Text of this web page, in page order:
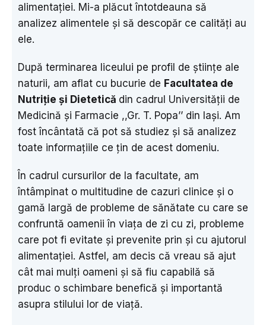
alimentației. Mi-a plăcut întotdeauna să
analizez alimentele și să descopăr ce calități au
ele.
După terminarea liceului pe profil de științe ale
naturii, am aflat cu bucurie de Facultatea de
Nutriție și Dietetică din cadrul Universității de
Medicină și Farmacie ,,Gr. T. Popa’’ din Iași. Am
fost încântată că pot să studiez și să analizez
toate informațiile ce țin de acest domeniu.
În cadrul cursurilor de la facultate, am
întâmpinat o multitudine de cazuri clinice și o
gamă largă de probleme de sănătate cu care se
confruntă oamenii în viața de zi cu zi, probleme
care pot fi evitate și prevenite prin și cu ajutorul
alimentației. Astfel, am decis că vreau să ajut
cât mai mulți oameni și să fiu capabilă să
produc o schimbare benefică și importantă
asupra stilului lor de viață.